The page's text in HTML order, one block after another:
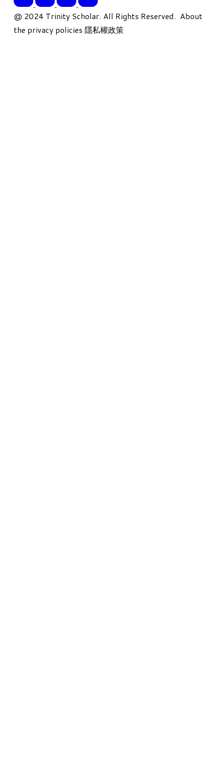
​@ 2024 Trinity Scholar. All Rights Reserved. About
the privacy policies 隱私權政策